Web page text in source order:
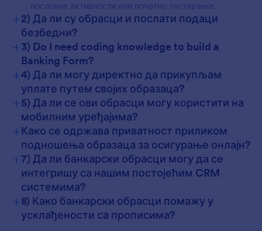
пословне активности или почетно тестирање.
+2) Да ли су обрасци и послати подаци
безбедни?
+3) Do I need coding knowledge to build a
Banking Form?
+4) Да ли могу директно да прикупљам
уплате путем својих образаца?
+5) Да ли се ови обрасци могу користити на
мобилним уређајима?
+Како се одржава приватност приликом
подношења образаца за осигурање онлајн?
+7) Да ли банкарски обрасци могу да се
интегришу са нашим постојећим CRM
системима?
+8) Како банкарски обрасци помажу у
усклађености са прописима?